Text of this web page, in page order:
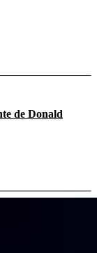
de Donald